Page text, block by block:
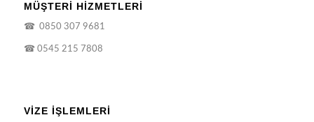
MÜŞTERİ HİZMETLERİ
☎0850 307 9681
☎0545 215 7808
VIZE İŞLEMLERI